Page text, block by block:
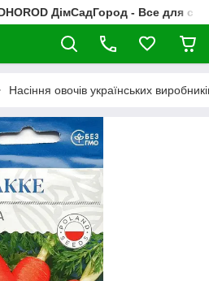
ДімСадГород - Все для
Насіння овочів українських